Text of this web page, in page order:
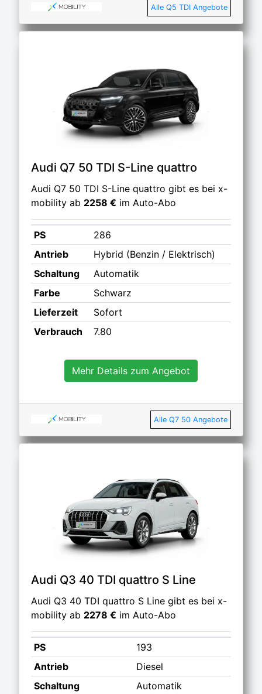
Alle Q5 TDI Angebote
Audi Q7 50 TDI S-Line quattro
Audi Q7 50 TDI S-Line quattro gibt es bei x-
mobility ab 2258 € im Auto-Abo
PS
286
Antrieb
Hybrid (Benzin / Elektrisch)
Schaltung
Automatik
Farbe
Schwarz
Lieferzeit
Sofort
Verbrauch
7.80
Mehr Details zum Angebot
Alle Q7 50 Angebote
Audi Q3 40 TDI quattro S Line
Audi Q3 40 TDI quattro S Line gibt es bei x-
mobility ab 2278 € im Auto-Abo
PS
193
Antrieb
Diesel
Schaltung
Automatik